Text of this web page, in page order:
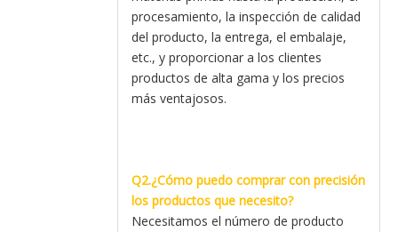
procesamiento, la inspección de calidad
del producto, la entrega, el embalaje,
etc., y proporcionar a los clientes
productos de alta gama y los precios
más ventajosos.
Q2.¿Cómo puedo comprar con precisión
los productos que necesito?
Necesitamos el número de producto